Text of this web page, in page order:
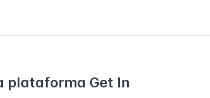
plataforma Get In